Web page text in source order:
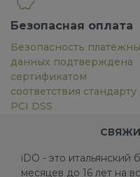
Безопасная оплата
Безопасность
данных подтверждена
сертификатом
соответствия стандарту
PCI DSS
iDO - это
месяцев до 16 лет на